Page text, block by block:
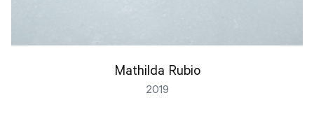
Mathilda Rubio
2019